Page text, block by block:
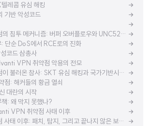
레콤 유심 해킹
기반 악성코드
Ivanti VPN 취약점의 침투 메커니즘: 버퍼 오버플로우와 UNC5221의 실전기
: 단순 DoS에서 RCE로의 진화
코드 삼총사
VPN 취약점 악용의 전모
Ivanti VPN 취약점이 불러온 참사: SKT 유심 해킹과 국가기반시설 위협
: 해커들의 황금 열쇠
대란의 시작
: 왜 막지 못했나?
VPN 취약점 사태 이후
Ivanti VPN 취약점 사태 이후: 패치, 탐지, 그리고 끝나지 않은 보안 전쟁